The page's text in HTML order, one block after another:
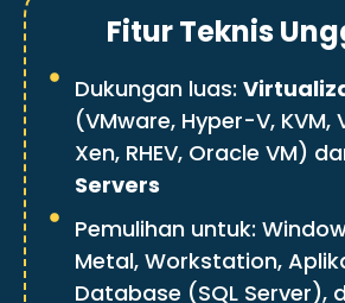
Fitur Teknis
Dukungan luas:
(VMware, Hyper-V, KVM,
Xen, RHEV, Oracle VM)
Servers
Pemulihan untuk:
Metal, Workstation,
Database (SQL Server),